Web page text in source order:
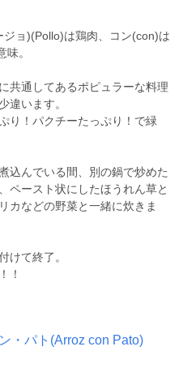
ョ)(Pollo)は鶏肉、コン(con)は
。
共通してあるポピュラーな料理
違います。
り！パクチーたっぷり！で緑
込んでいる間、別の鍋で炒めた
ペースト状にしたほうれん草と
カなどの野菜と一緒に炊きま
けて終了。
！
・パト(Arroz con Pato)